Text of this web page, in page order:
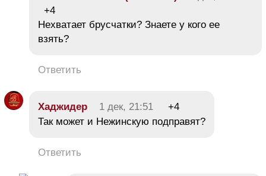
+4
Нехватает брусчатки? Знаете у кого ее
взять?
Ответить
Хаджидер 1 дек, 21:51
+4
Так может и Нежинскую подправят?
Ответить